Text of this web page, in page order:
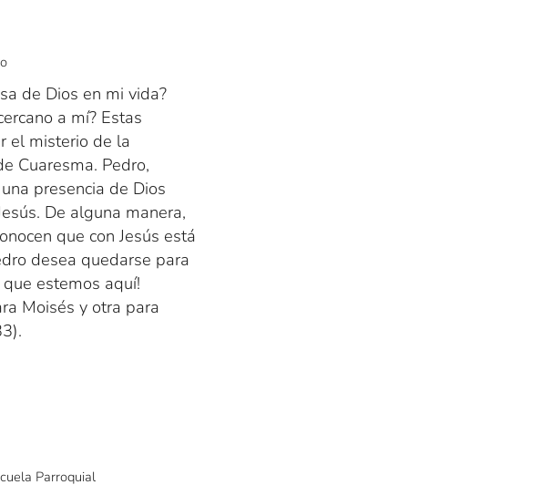
de Dios en mi vida?
a mí? Estas
el misterio de la
Cuaresma. Pedro,
presencia de Dios
De alguna manera,
que con Jesús está
desea quedarse para
estemos aquí!
Moisés y otra para
Parroquial